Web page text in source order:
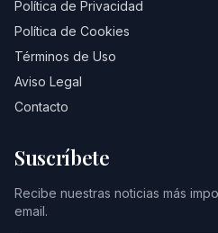
Política de Privacidad
Política de Cookies
Términos de Uso
Aviso Legal
Contacto
Suscríbete
Recibe nuestras noticias más
email.